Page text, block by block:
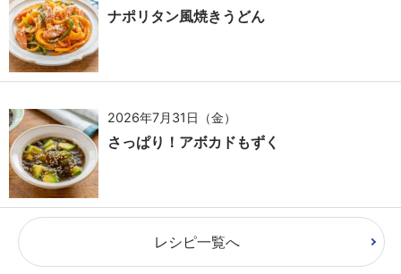
ナポリタン風焼きうどん
2026年7月31日（金）
さっぱり！アボカドもずく
レシピ一覧へ